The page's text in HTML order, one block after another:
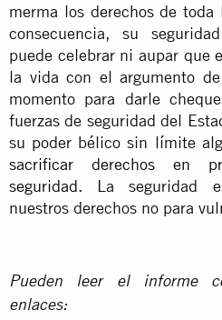
merma los derechos de
consecuencia, su
puede celebrar ni aupar que
la vida con el argumento
momento para darle
fuerzas de seguridad del
su poder bélico sin límite
sacrificar derechos en
seguridad. La seguridad
nuestros derechos no para
Pueden leer el informe
enlaces: